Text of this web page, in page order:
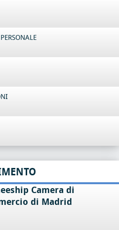
Camera di
di Madrid